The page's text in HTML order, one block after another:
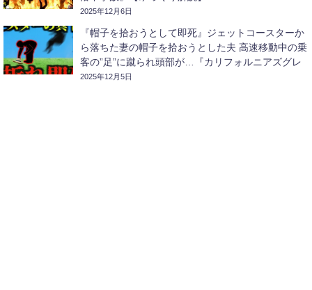
2025年12月6日
『帽子を拾おうとして即死』ジェットコースターか
ら落ちた妻の帽子を拾おうとした夫 高速移動中の乗
客の”足”に蹴られ頭部が…『カリフォルニアズグレ
ートアメリカコースター激突事故』【ゆっくり解
2025年12月5日